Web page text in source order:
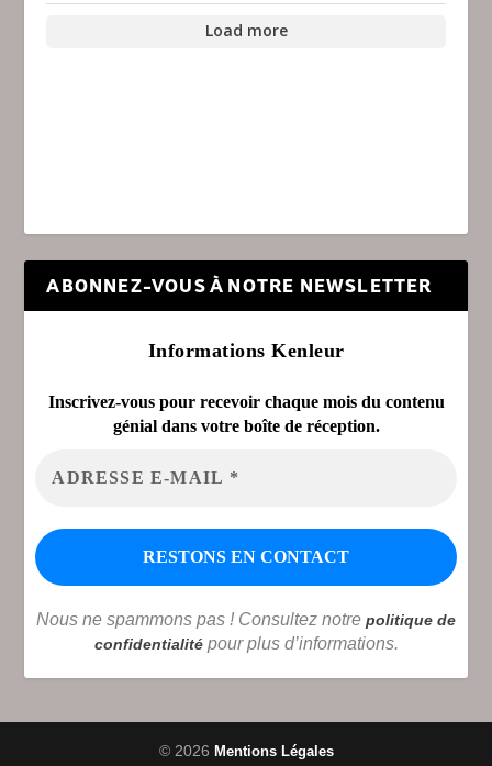
Load more
ABONNEZ-VOUS À NOTRE NEWSLETTER
Informations Kenleur
Inscrivez-vous pour recevoir chaque mois du contenu
génial dans votre boîte de réception.
Nous ne spammons pas ! Consultez notre politique de
confidentialitépour plus d’informations.
© 2026 Mentions Légales